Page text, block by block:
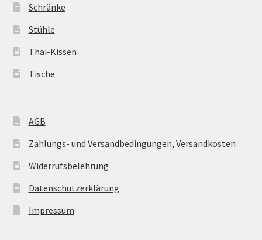
Schränke
Stühle
Thai-Kissen
Tische
AGB
Zahlungs- und Versandbedingungen, Versandkosten
Widerrufsbelehrung
Datenschutzerklärung
Impressum